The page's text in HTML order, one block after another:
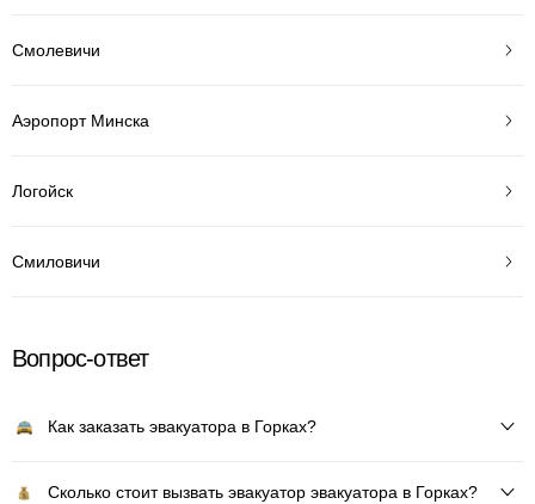
Смолевичи
Аэропорт Минска
Логойск
Смиловичи
Вопрос-ответ
Как заказать эвакуатора в Горках?
Сколько стоит вызвать эвакуатор эвакуатора в Горках?